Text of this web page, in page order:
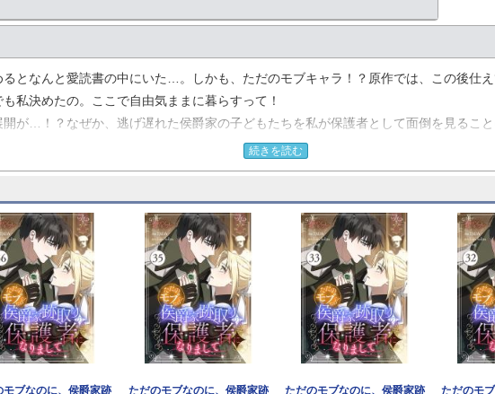
となんと愛読書の中にいた…。しかも、ただのモブキャラ！？原作では、この後仕
私決めたの。ここで自由気ままに暮らすって！
が…！？なぜか、逃げ遅れた侯爵家の子どもたちを私が保護者として面倒を見るこ
くわけにはいかないし…。覚悟を決めて子どもたちを連れて旅に出ることにしたが――
続きを読む
モブなのに、侯爵家跡
ただのモブなのに、侯爵家跡
ただのモブなのに、侯爵家跡
ただのモ